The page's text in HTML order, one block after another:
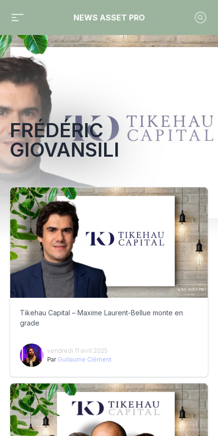
NEWS ASSET PRO
Toute l'actualité sur le tag "Frédéric Giovansili"
FRÉDÉRIC
GIOVANSILI
Tikehau Capital – Maxime Laurent-Bellue monte en
grade
vendredi 11 avril 2025
Par Guillaume Clément